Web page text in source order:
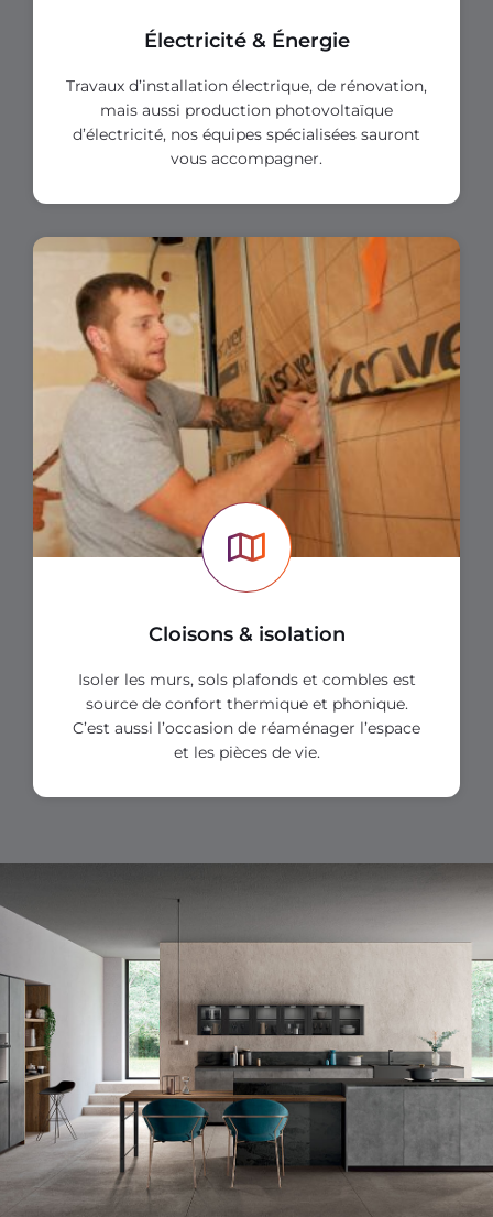
Électricité & Énergie
Travaux d’installation électrique, de rénovation,
mais aussi production photovoltaïque
d’électricité, nos équipes spécialisées sauront
vous accompagner.
Cloisons & isolation
Isoler les murs, sols plafonds et combles est
source de confort thermique et phonique.
C’est aussi l’occasion de réaménager l’espace
et les pièces de vie.